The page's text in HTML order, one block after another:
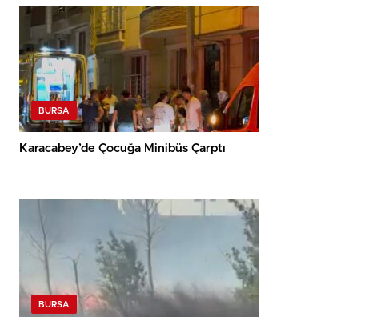
BURSA
Karacabey’de Çocuğa Minibüs Çarptı
BURSA